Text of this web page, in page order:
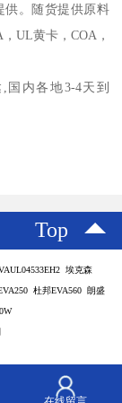
供。随货提供原料
， UL黄卡， COA，
, 国内各地3-4天到
Top
埃克森
杜邦EVA560 朗盛